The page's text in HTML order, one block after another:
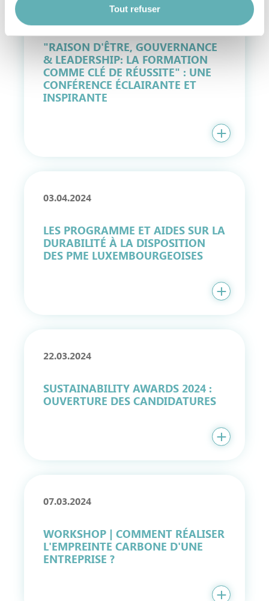
flottante en bas à gauche de chaque page.
Pour de plus amples informations sur la manière dont
nous utilisons les cookies et sommes amenés à traiter
vos données personnelles, vous pouvez consulter notre
Charte d’usage des cookies
Tout refuser
"RAISON D'ÊTRE, GOUVERNANCE
& LEADERSHIP: LA FORMATION
COMME CLÉ DE RÉUSSITE" : UNE
CONFÉRENCE ÉCLAIRANTE ET
INSPIRANTE
03.04.2024
LES PROGRAMME ET AIDES SUR LA
DURABILITÉ À LA DISPOSITION
DES PME LUXEMBOURGEOISES
22.03.2024
SUSTAINABILITY AWARDS 2024 :
OUVERTURE DES CANDIDATURES
07.03.2024
WORKSHOP | COMMENT RÉALISER
L'EMPREINTE CARBONE D'UNE
ENTREPRISE ?